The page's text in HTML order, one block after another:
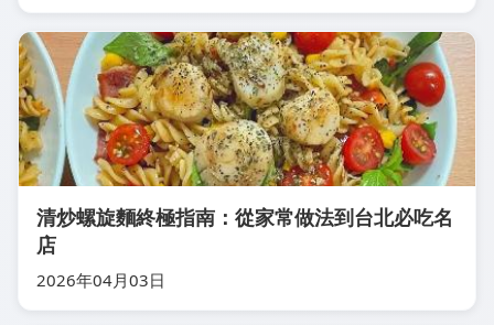
清炒螺旋麵終極指南：從家常做法到台北必吃名
店
2026年04月03日